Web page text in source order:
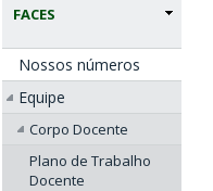
FACES
Nossos números
Equipe
Corpo Docente
Plano de Trabalho
Docente